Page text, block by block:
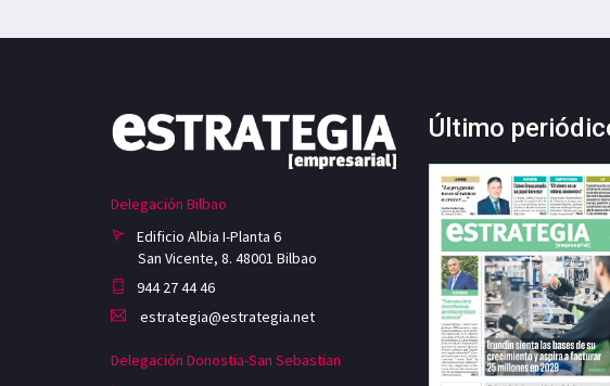
Delegación Bilbao
Edificio Albia I-Planta 6
San Vicente, 8. 48001 Bilbao
944 27 44 46
estrategia@estrategia.net
Delegación Donostia-San Sebastian
Último